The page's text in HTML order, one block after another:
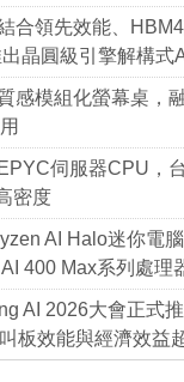
合領先效能、
晶圓級引擎解構式
感模組化螢幕桌，
伺服器CPU，
密度
AI Halo迷你電
400 Max系列處理
AI 2026大會正式
板效能與經濟效益